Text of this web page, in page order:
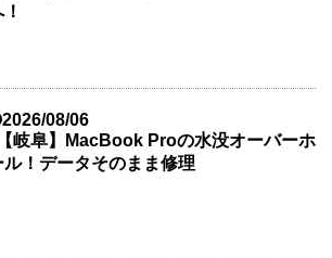
2026/08/06
【岐阜】MacBook Proの水没オーバーホ
ル！データそのまま修理